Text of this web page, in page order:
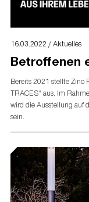
16.03.2022 / Aktuelles
Betroffenen
Bereits 2021 stellte Zino
TRACES“ aus. Im
wird die Ausstellung auf
sein.